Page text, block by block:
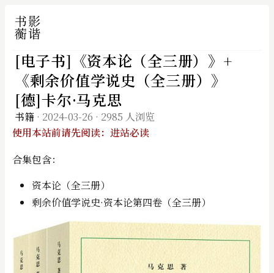
[电子书]《资本论（全三册）》+
《剩余价值学说史（全三册）》
[德]卡尔·马克思
书籍 · 2024-03-26 · 2985 人浏览
使用本站前请先阅读：进站必读
合集包含：
资本论（全三册）
剩余价值学说史·资本论第四卷（全三册）